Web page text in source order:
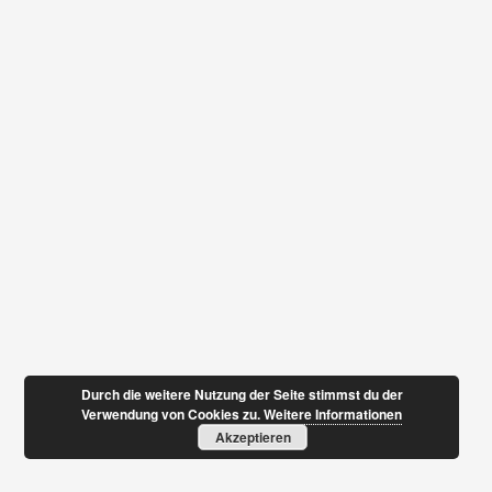
Durch die weitere Nutzung der Seite stimmst du der
Verwendung von Cookies zu.Weitere Informationen
Akzeptieren